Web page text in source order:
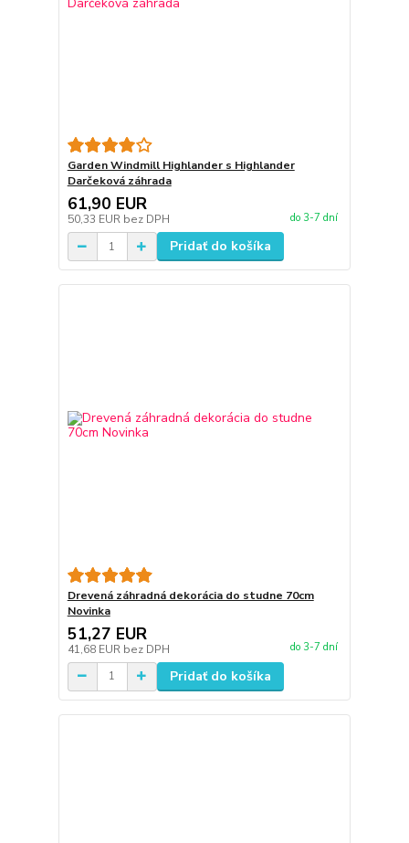
Garden Windmill Highlander s Highlander
Darčeková záhrada
61,90 EUR
50,33 EUR bez DPH do 3-7 dní
Pridať do košíka
Drevená záhradná dekorácia do studne 70cm
Novinka
51,27 EUR
41,68 EUR bez DPH do 3-7 dní
Pridať do košíka